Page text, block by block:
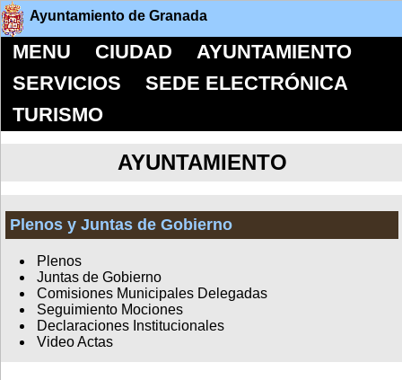
Ayuntamiento de Granada
MENU CIUDAD
AYUNTAMIENTO
SERVICIOS
SEDE ELECTRÓNICA
TURISMO
AYUNTAMIENTO
Plenos y Juntas de Gobierno
Plenos
Juntas de Gobierno
Comisiones Municipales Delegadas
Seguimiento Mociones
Declaraciones Institucionales
Video Actas